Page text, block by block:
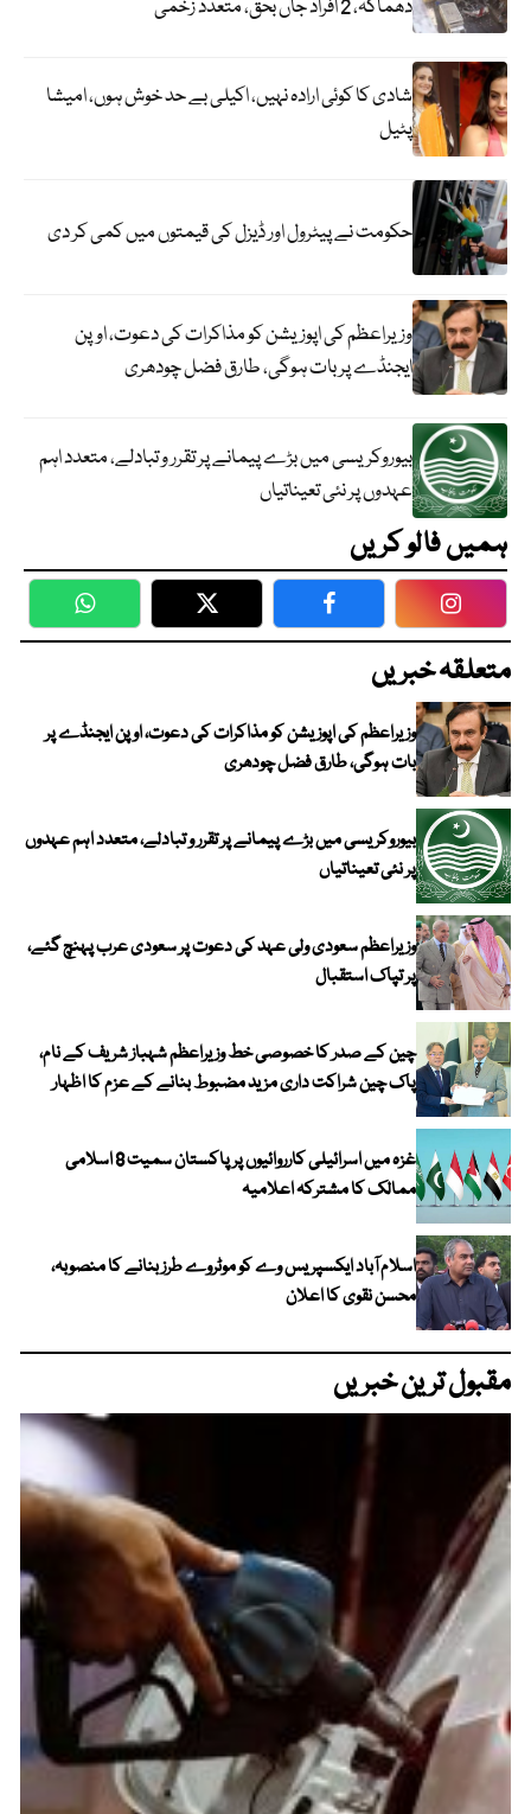
دھماکہ، 2 افراد جاں بحق، متعدد زخمی
شادی کا کوئی ارادہ نہیں، اکیلی بے حد خوش ہوں، امیشا
پٹیل
حکومت نے پیٹرول اور ڈیزل کی قیمتوں میں کمی کر دی
وزیراعظم کی اپوزیشن کو مذاکرات کی دعوت، اوپن
ایجنڈے پر بات ہوگی، طارق فضل چودھری
بیوروکریسی میں بڑے پیمانے پر تقرر و تبادلے، متعدد اہم
عہدوں پر نئی تعیناتیاں
ہمیں فالو کریں
WhatsApp Twitter Facebook
متعلقہ خبریں
وزیراعظم کی اپوزیشن کو مذاکرات کی دعوت، اوپن ایجنڈے پر
بات ہوگی، طارق فضل چودھری
بیوروکریسی میں بڑے پیمانے پر تقرر و تبادلے، متعدد اہم عہدوں
پر نئی تعیناتیاں
وزیراعظم سعودی ولی عہد کی دعوت پر سعودی عرب پہنچ گئے،
پر تپاک استقبال
چین کے صدر کا خصوصی خط وزیراعظم شہباز شریف کے نام،
پاک چین شراکت داری مزید مضبوط بنانے کے عزم کا اظہار
غزہ میں اسرائیلی کارروائیوں پر پاکستان سمیت 8 اسلامی
ممالک کا مشترکہ اعلامیہ
اسلام آباد ایکسپریس وے کو موٹروے طرز بنانے کا منصوبہ،
محسن نقوی کا اعلان
مقبول ترین خبریں